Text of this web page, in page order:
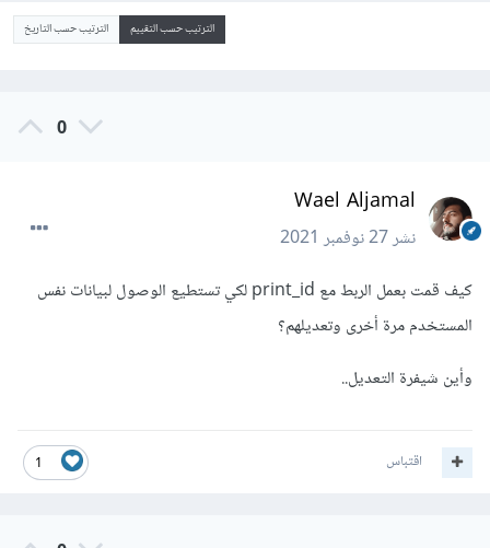
الترتيب حسب التقييم الترتيب حسب التاريخ
0
Wael Aljamal
نشر27 نوفمبر 2021
كيف قمت بعمل الربط مع print_id لكي تستطيع الوصول لبيانات نفس
المستخدم مرة أخرى وتعديلهم؟
وأين شيفرة التعديل..
1 اقتباس